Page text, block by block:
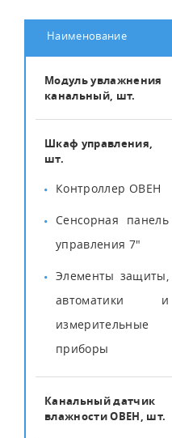
Наименование
Модуль увлажнения
канальный, шт.
Шкаф управления,
шт.
Контроллер ОВЕН
Сенсорная панель
управления 7"
Элементы защиты,
автоматики и
измерительные
приборы
Канальный датчик
влажности ОВЕН, шт.